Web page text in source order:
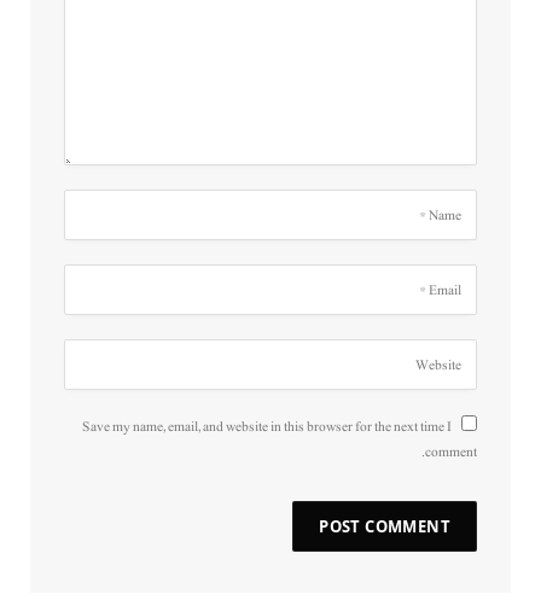
Save my name, email, and website in this browser for the next time I
comment.